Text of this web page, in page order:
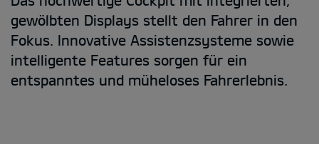
gewölbten Displays stellt den Fahrer in den
Fokus. Innovative Assistenzsysteme sowie
intelligente Features sorgen für ein
entspanntes und müheloses Fahrerlebnis.